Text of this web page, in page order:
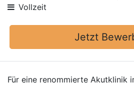
Vollzeit
Jetzt
Für eine renommierte Akutklinik